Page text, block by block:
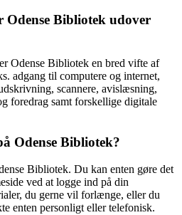
Odense Bibliotek udover
Odense Bibliotek en bred vifte af
adgang til computere og internet,
scannere, avislæsning,
foredrag samt forskellige digitale
Odense Bibliotek?
Bibliotek. Du kan enten gøre det
ved at logge ind på din
du gerne vil forlænge, eller du
enten personligt eller telefonisk.